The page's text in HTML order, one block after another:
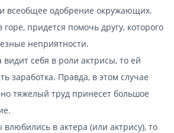
и всеобщее одобрение окружающих.
горе, придется помочь другу, которого
неприятности.
себя в роли актрисы, то ей
заработка. Правда, в этом случае
тяжелый труд принесет большое
влюбились в актера (или актрису), то